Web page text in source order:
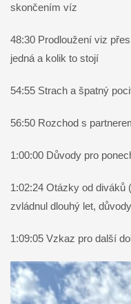
skončením víz
48:30 Prodloužení viz
jedná a kolik to stojí
54:55 Strach a špatný
56:50 Rozchod s
1:00:00 Důvody pro
1:02:24 Otázky od diváků
zvládnul dlouhý let,
1:09:05 Vzkaz pro další